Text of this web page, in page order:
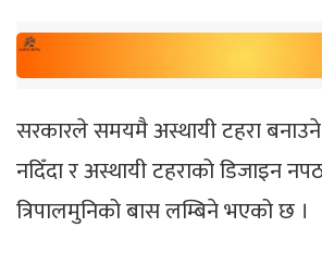
सरकारले समयमै अस्थायी टहरा
नदिँदा र अस्थायी टहराको डिजाइन
त्रिपालमुनिको बास लम्बिने भएको छ ।